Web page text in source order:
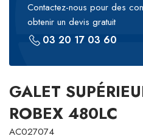
Contactez-nous pour des
obtenir un devis gratuit
03 20 17 03 60
GALET
ROBEX 480LC
AC027074